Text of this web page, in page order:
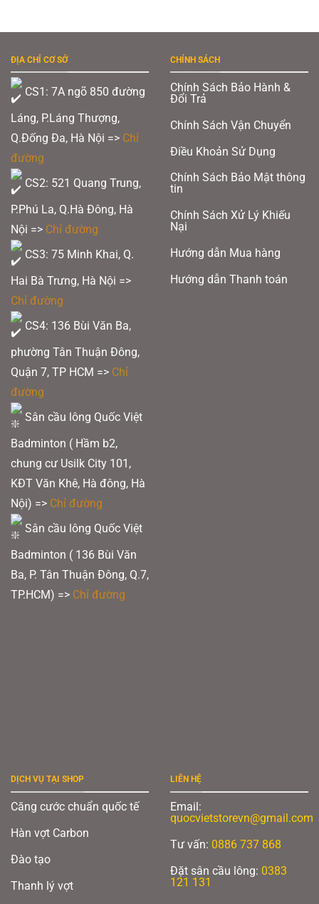
ĐỊA CHỈ CƠ SỞ
CS1: 7A ngõ 850 đường
Láng, P.Láng Thượng,
Q.Đống Đa, Hà Nội => Chỉ
đường
CS2: 521 Quang Trung,
P.Phú La, Q.Hà Đông, Hà
Nội => Chỉ đường
CS3: 75 Minh Khai, Q.
Hai Bà Trưng, Hà Nội =>
Chỉ đường
CS4: 136 Bùi Văn Ba,
phường Tân Thuận Đông,
Quận 7, TP HCM => Chỉ
đường
Sân cầu lông Quốc Việt
Badminton ( Hầm b2,
chung cư Usilk City 101,
KĐT Văn Khê, Hà đông, Hà
Nội) => Chỉ đường
Sân cầu lông Quốc Việt
Badminton ( 136 Bùi Văn
Ba, P. Tân Thuận Đông, Q.7,
TP.HCM) => Chỉ đường
CHÍNH SÁCH
Chính Sách Bảo Hành &
Đổi Trả
Chính Sách Vận Chuyển
Điều Khoản Sử Dụng
Chính Sách Bảo Mật thông
tin
Chính Sách Xử Lý Khiếu
Nại
Hướng dẫn Mua hàng
Hướng dẫn Thanh toán
DỊCH VỤ TẠI SHOP
Căng cước chuẩn quốc tế
Hàn vợt Carbon
Đào tạo
Thanh lý vợt
LIÊN HỆ
Email:
quocvietstorevn@gmail.com
Tư vấn: 0886 737 868
Đặt sân cầu lông: 0383
121 131